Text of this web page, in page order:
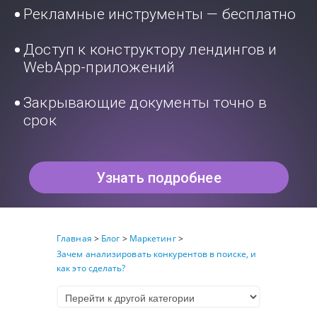
Рекламные инструменты — бесплатно
Доступ к конструктору лендингов и
WebApp-приложений
Закрывающие документы точно в
срок
Узнать подробнее
Главная > Блог > Маркетинг>
Зачем анализировать конкурентов в поиске, и
как это сделать?